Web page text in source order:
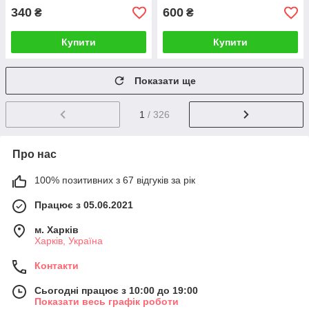
340 ₴
Купити
600 ₴
Купити
Показати ще
1 / 326
Про нас
100% позитивних з 67 відгуків за рік
Працює з 05.06.2021
м. Харків
Харків, Україна
Контакти
Сьогодні працює з 10:00 до 19:00
Показати весь графік роботи